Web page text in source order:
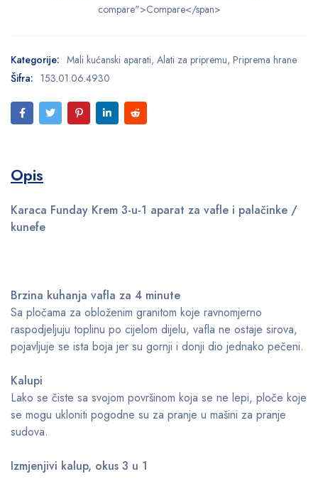
compare">Compare</span>
Kategorije: Mali kućanski aparati, Alati za pripremu, Priprema hrane
Šifra: 153.01.06.4930
Opis
Karaca Funday Krem 3-u-1 aparat za vafle i palačinke /
kunefe
Brzina kuhanja vafla za 4 minute
Sa pločama za obloženim granitom koje ravnomjerno
raspodjeljuju toplinu po cijelom dijelu, vafla ne ostaje sirova,
pojavljuje se ista boja jer su gornji i donji dio jednako pečeni.
Kalupi
Lako se čiste sa svojom površinom koja se ne lepi, ploče koje
se mogu ukloniti pogodne su za pranje u mašini za pranje
sudova.
Izmjenjivi kalup, okus 3 u 1